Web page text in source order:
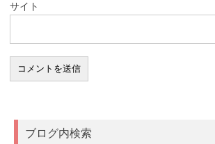
サイト
ブログ内検索